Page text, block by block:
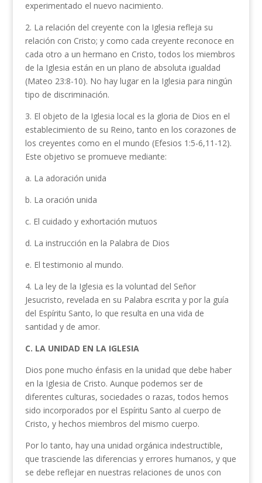
experimentado el nuevo nacimien­to.
2. La relación del creyente con la Iglesia refleja su
relación con Cristo; y como cada creyente reconoce en
cada otro a un hermano en Cristo, todos los miembros
de la Iglesia están en un plano de absoluta igualdad
(Mateo 23:8-10). No hay lugar en la Iglesia para ningún
tipo de discriminación.
3. El objeto de la Iglesia local es la gloria de Dios en el
establecimiento de su Reino, tanto en los corazones de
los creyentes como en el mundo (Efesios 1:5-6,11-12).
Este objetivo se promueve mediante:
a. La adoración unida
b. La oración unida
c. El cuidado y exhortación mutuos
d. La instrucción en la Palabra de Dios
e. El testimonio al mundo.
4. La ley de la Iglesia es la voluntad del Señor
Jesucristo, revelada en su Palabra escrita y por la guía
del Espíritu Santo, lo que resulta en una vida de
santidad y de amor.
C. LA UNIDAD EN LA IGLESIA
Dios pone mucho énfasis en la unidad que debe haber
en la Iglesia de Cristo. Aunque podemos ser de
diferentes culturas, sociedades o razas, todos hemos
sido incorporados por el Espíritu Santo al cuerpo de
Cristo, y hechos miembros del mismo cuerpo.
Por lo tanto, hay una unidad orgánica indestructible,
que trasciende las diferencias y errores humanos, y que
se debe reflejar en nuestras relaciones de unos con